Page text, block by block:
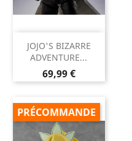
JOJO'S BIZARRE
ADVENTURE...
Prix
69,99 €
PRÉCOMMANDE